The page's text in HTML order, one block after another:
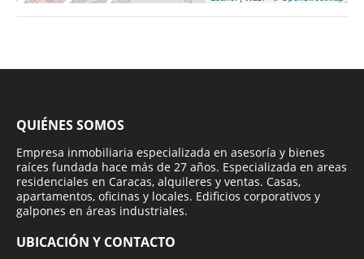
QUIÉNES SOMOS
Empresa inmobiliaria especializada en asesoría y bienes
raíces fundada hace más de 27 años. Especializada en areas
residenciales en Caracas, alquileres y ventas. Casas,
apartamentos, oficinas y locales. Edificios corporativos y
galpones en áreas industriales.
UBICACIÓN Y CONTACTO